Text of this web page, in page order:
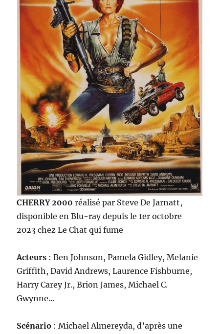
CHERRY 2000 réalisé par Steve De Jarnatt,
disponible en Blu-ray depuis le 1er octobre
2023 chez Le Chat qui fume
Acteurs : Ben Johnson, Pamela Gidley, Melanie
Griffith, David Andrews, Laurence Fishburne,
Harry Carey Jr., Brion James, Michael C.
Gwynne…
Scénario : Michael Almereyda, d’après une